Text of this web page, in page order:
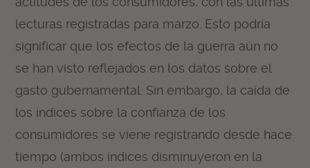
lecturas registradas para marzo. Esto podría
significar que los efectos de la guerra aún no
se han visto reflejados en los datos sobre el
gasto gubernamental. Sin embargo, la caída de
los índices sobre la confianza de los
consumidores se viene registrando desde hace
tiempo (ambos índices disminuyeron en la